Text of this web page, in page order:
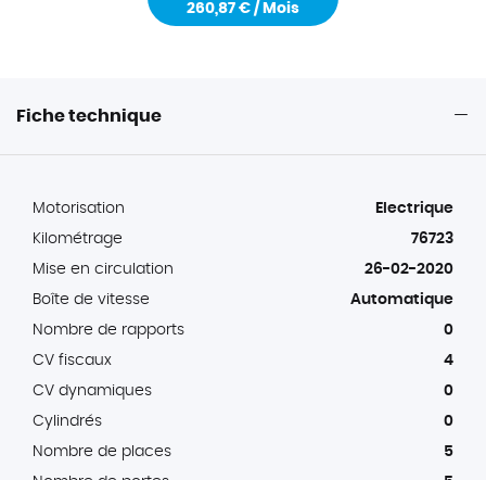
Prix total TTC
260,87 € / Mois
Fiche technique
Motorisation
Electrique
Kilométrage
76723
Mise en circulation
26-02-2020
Boîte de vitesse
Automatique
Nombre de rapports
0
CV fiscaux
4
CV dynamiques
0
Cylindrés
0
Nombre de places
5